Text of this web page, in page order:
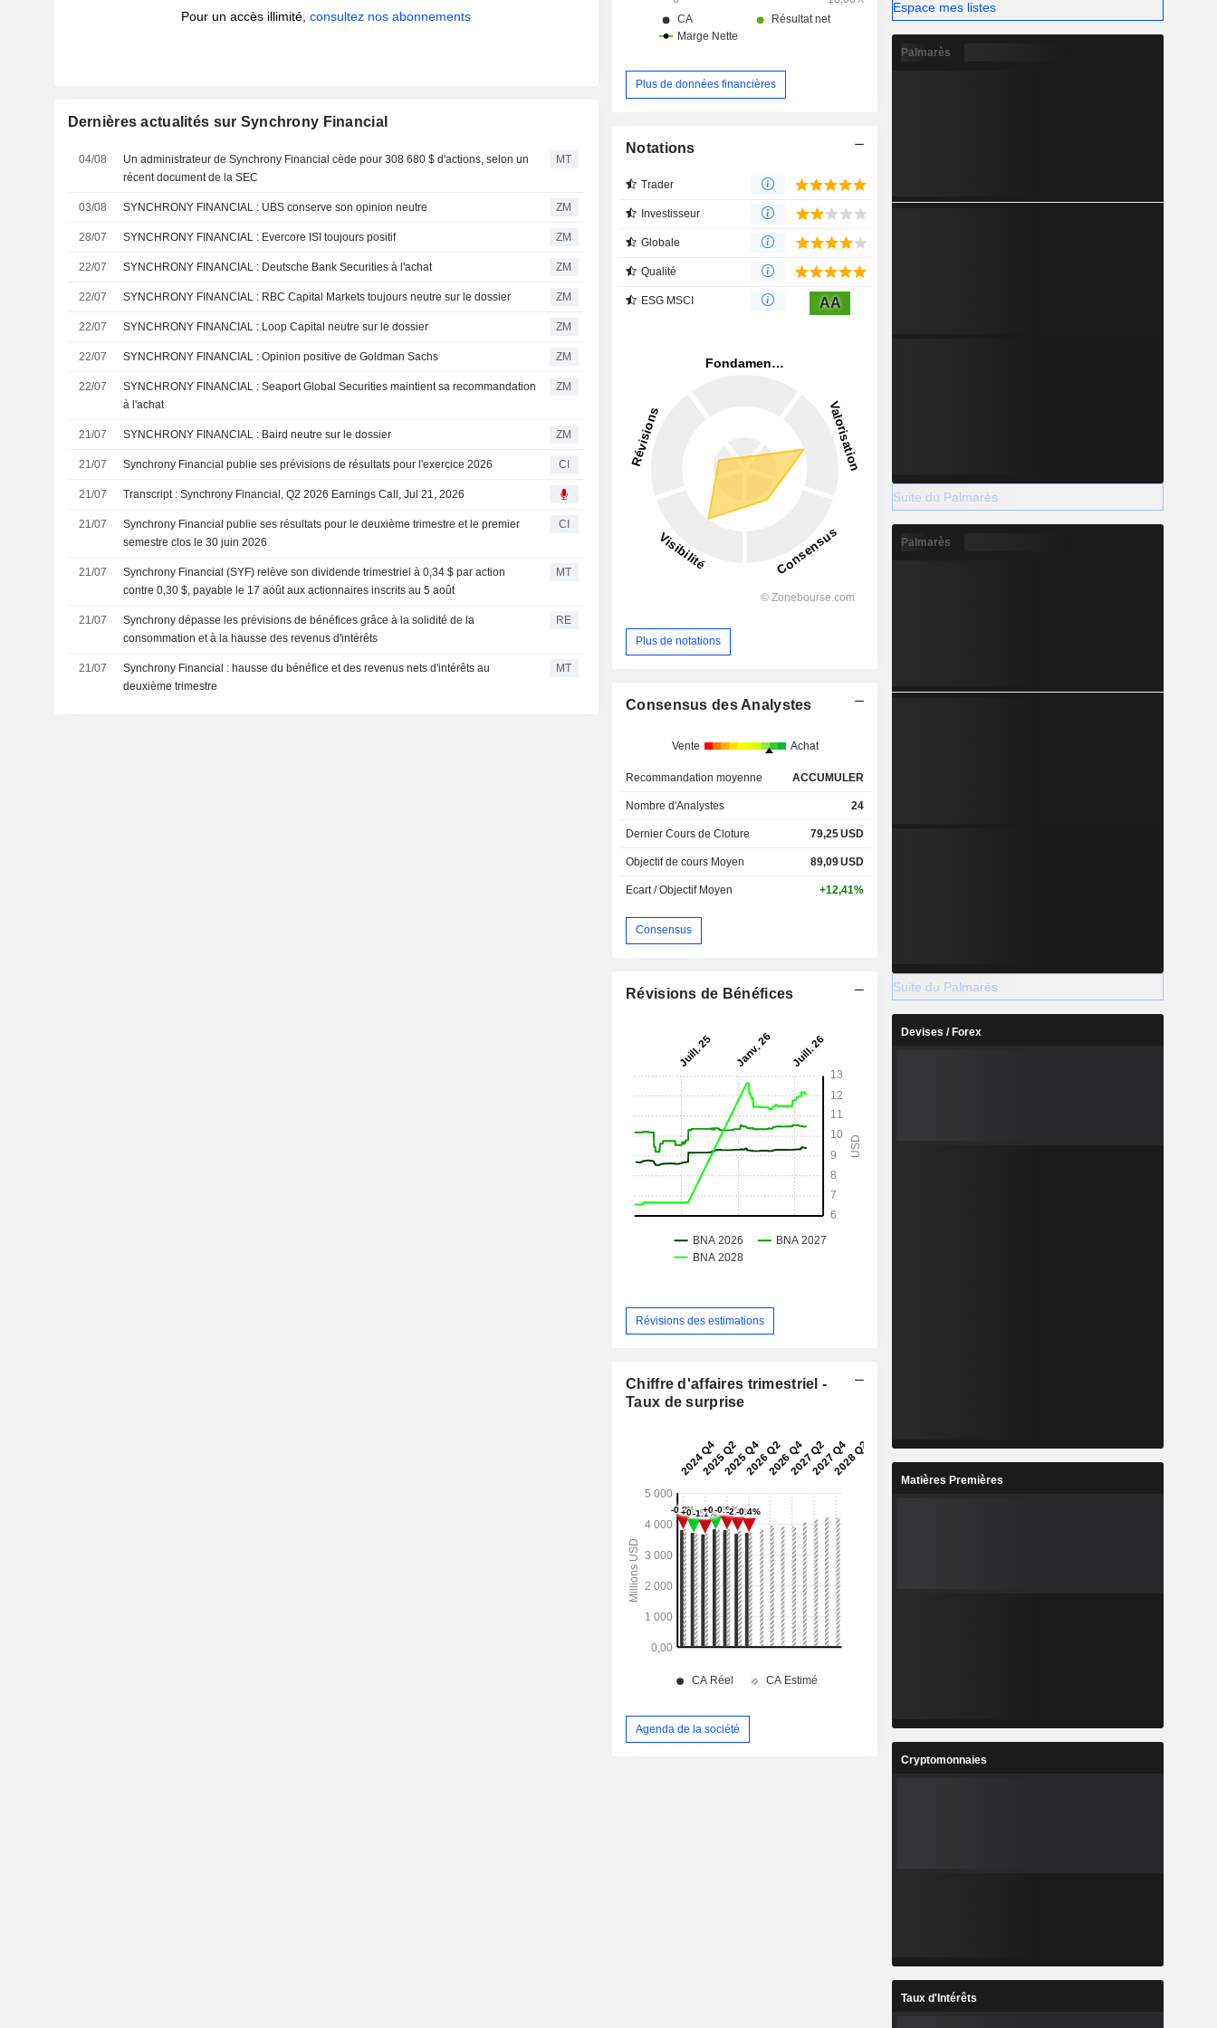
Pour un accès illimité,consultez nos abonnements
Dernières actualités sur Synchrony Financial
04/08
Un administrateur de Synchrony Financial cède pour 308 680 $ d'actions, selon un
récent document de la SEC
MT
03/08 SYNCHRONY FINANCIAL : UBS conserve son opinion neutre ZM
28/07 SYNCHRONY FINANCIAL : Evercore ISI toujours positif ZM
22/07 SYNCHRONY FINANCIAL : Deutsche Bank Securities à l'achat ZM
22/07 SYNCHRONY FINANCIAL : RBC Capital Markets toujours neutre sur le dossier ZM
22/07 SYNCHRONY FINANCIAL : Loop Capital neutre sur le dossier ZM
22/07 SYNCHRONY FINANCIAL : Opinion positive de Goldman Sachs ZM
22/07
SYNCHRONY FINANCIAL : Seaport Global Securities maintient sa recommandation
à l'achat
ZM
21/07 SYNCHRONY FINANCIAL : Baird neutre sur le dossier ZM
21/07 Synchrony Financial publie ses prévisions de résultats pour l'exercice 2026 CI
21/07 Transcript : Synchrony Financial, Q2 2026 Earnings Call, Jul 21, 2026
21/07
Synchrony Financial publie ses résultats pour le deuxième trimestre et le premier
semestre clos le 30 juin 2026
CI
21/07
Synchrony Financial (SYF) relève son dividende trimestriel à 0,34 $ par action
contre 0,30 $, payable le 17 août aux actionnaires inscrits au 5 août
MT
21/07
Synchrony dépasse les prévisions de bénéfices grâce à la solidité de la
consommation et à la hausse des revenus d'intérêts
RE
21/07
Synchrony Financial : hausse du bénéfice et des revenus nets d'intérêts au
deuxième trimestre
MT
Plus de données financières
Notations
Trader
Investisseur
Globale
Qualité
ESG MSCI AA
Plus de notations
Consensus des Analystes
Vente Achat
Recommandation moyenne ACCUMULER
Nombre d'Analystes 24
Dernier Cours de Cloture 79,25USD
Objectif de cours Moyen 89,09USD
Ecart / Objectif Moyen +12,41%
Consensus
Révisions de Bénéfices
Révisions des estimations
Chiffre d'affaires trimestriel -
Taux de surprise
Agenda de la société
Espace mes listes
Palmarès
Suite du Palmarès
Palmarès
Suite du Palmarès
Devises / Forex
Matières Premières
Cryptomonnaies
Taux d'Intérêts